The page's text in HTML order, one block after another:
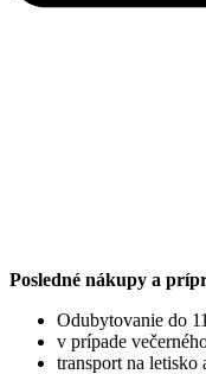
Posledné nákupy a
Odubytovanie do
v prípade
transport na letisko